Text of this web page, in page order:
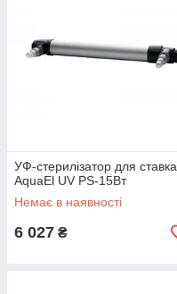
УФ-стерилізатор для ставка
AquaEl UV PS-15Вт
Немає в наявності
6 027 ₴